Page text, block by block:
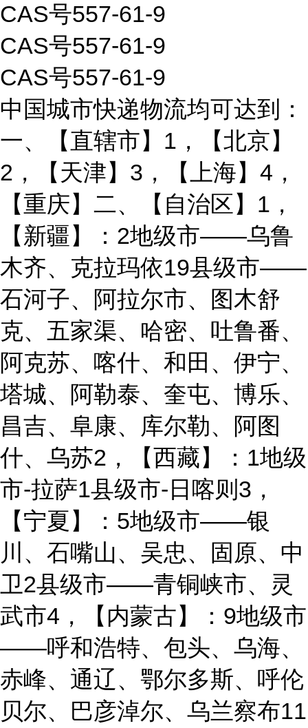
CAS号557-61-9
CAS号557-61-9
CAS号557-61-9
中国城市快递物流均可达到：
一、【直辖市】1，【北京】
2，【天津】3，【上海】4，
【重庆】二、【自治区】1，
【新疆】：2地级市——乌鲁
木齐、克拉玛依19县级市——
石河子、阿拉尔市、图木舒
克、五家渠、哈密、吐鲁番、
阿克苏、喀什、和田、伊宁、
塔城、阿勒泰、奎屯、博乐、
昌吉、阜康、库尔勒、阿图
什、乌苏2，【西藏】：1地级
市-拉萨1县级市-日喀则3，
【宁夏】：5地级市——银
川、石嘴山、吴忠、固原、中
卫2县级市——青铜峡市、灵
武市4，【内蒙古】：9地级市
——呼和浩特、包头、乌海、
赤峰、通辽、鄂尔多斯、呼伦
贝尔、巴彦淖尔、乌兰察布11